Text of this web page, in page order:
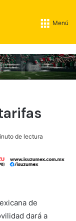
Menú
de lectura
de
dará a